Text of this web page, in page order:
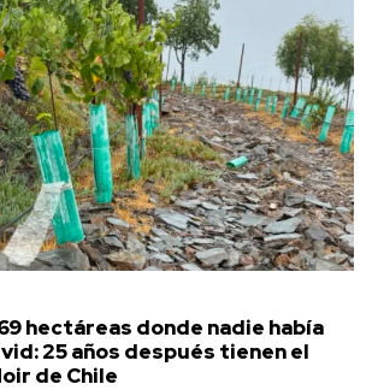
hectáreas donde nadie había
25 años después tienen el
de Chile